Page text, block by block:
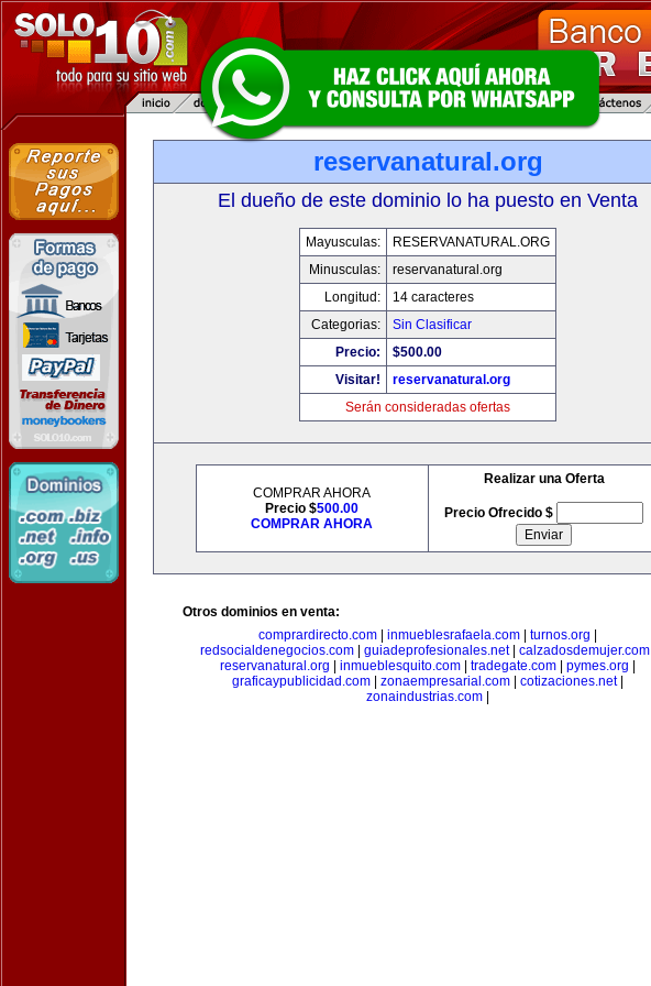
reservanatural.org
El dueño de este dominio lo ha puesto en Venta
Mayusculas:
RESERVANATURAL.ORG
Minusculas:
reservanatural.org
Longitud:
14 caracteres
Categorias:
Sin Clasificar
Precio:
$500.00
Visitar!
reservanatural.org
Serán consideradas ofertas
COMPRAR AHORA
Precio $500.00
COMPRAR AHORA
Realizar una Oferta
Precio Ofrecido $
Otros dominios en venta:
comprardirecto.com
inmueblesrafaela.com turnos.org
redsocialdenegocios.com| guiadeprofesionales.net| calzadosdemujer.com|
reservanatural.org
inmueblesquito.com tradegate.com pymes.org
graficaypublicidad.com
zonaempresarial.com cotizaciones.net|
zonaindustrias.com